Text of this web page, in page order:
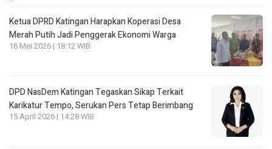
Ketua DPRD Katingan Harapkan Koperasi Desa
Merah Putih Jadi Penggerak Ekonomi Warga
16 Mei 2026 | 18:12 WIB
DPD NasDem Katingan Tegaskan Sikap Terkait
Karikatur Tempo, Serukan Pers Tetap Berimbang
15 April 2026 | 14:28 WIB